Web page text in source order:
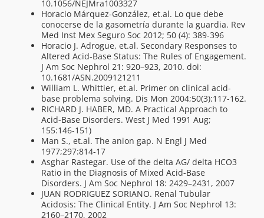
10.1056/NEJMra1003327
Horacio Márquez-González, et.al. Lo que debe
conocerse de la gasometría durante la guardia. Rev
Med Inst Mex Seguro Soc 2012; 50 (4): 389-396
Horacio J. Adrogue, et.al. Secondary Responses to
Altered Acid-Base Status: The Rules of Engagement.
J Am Soc Nephrol 21: 920–923, 2010. doi:
10.1681/ASN.2009121211
William L. Whittier, et.al. Primer on clinical acid-
base problema solving. Dis Mon 2004;50(3):117-162.
RICHARD J. HABER, MD. A Practical Approach to
Acid-Base Disorders. West J Med 1991 Aug;
155:146-151)
Man S., et.al. The anion gap. N Engl J Med
1977;297:814-17
Asghar Rastegar. Use of the delta AG/ delta HCO3
Ratio in the Diagnosis of Mixed Acid-Base
Disorders. J Am Soc Nephrol 18: 2429–2431, 2007
JUAN RODRIGUEZ SORIANO. Renal Tubular
Acidosis: The Clinical Entity. J Am Soc Nephrol 13:
2160–2170, 2002